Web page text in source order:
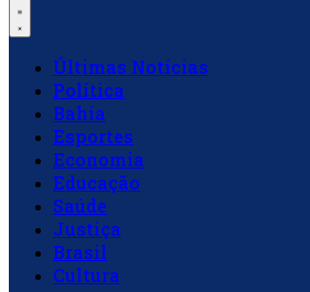
Últimas Notícias
Política
Bahia
Esportes
Economia
Educação
Saúde
Justiça
Brasil
Cultura